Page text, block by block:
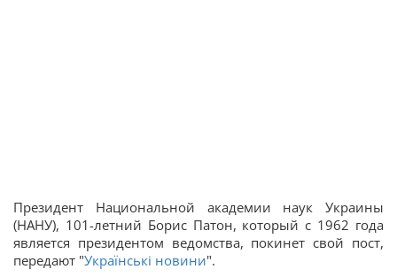
Президент Национальной академии наук Украины
(НАНУ), 101-летний Борис Патон, который с 1962 года
является президентом ведомства, покинет свой пост,
передают "Українські новини".